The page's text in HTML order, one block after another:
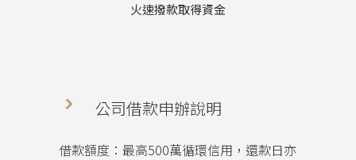
火速撥款取得資金
公司借款申辦說明
借款額度：最高500萬循環信用，還款日亦